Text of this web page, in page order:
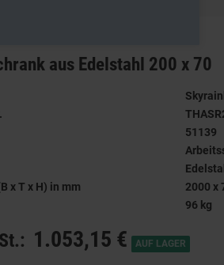
aus Edelstahl 200 x 70
51139
x T x H) in mm
2000 x
96 kg
1.053,15 € AUF LAGER